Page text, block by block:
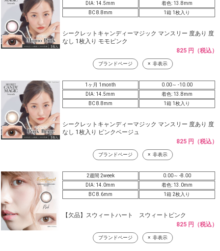
DIA: 14.5mm
着色: 13.8mm
BC 8.8mm
1箱 1枚入り
シークレットキャンディーマジック マンスリー 度あり 度
なし 1枚入り モモピンク
825 円（税込）
ブランドページ 非表示
1ヶ月 1month
0.00～ -10.00
DIA: 14.5mm
着色: 13.8mm
BC 8.8mm
1箱 1枚入り
シークレットキャンディーマジック マンスリー 度あり 度
なし 1枚入り ピンクベージュ
825 円（税込）
ブランドページ 非表示
2週間 2week
0.00～ -8.00
DIA: 14.0mm
着色: 13.0mm
BC 8.6mm
1箱 2枚入り
【欠品】スウィートハート スウィートピンク
825 円（税込）
ブランドページ 非表示